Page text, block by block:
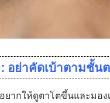
: อย่าคัดเบ้าตามชั้น
ยากให้ดูตาโตขึ้นและมอ